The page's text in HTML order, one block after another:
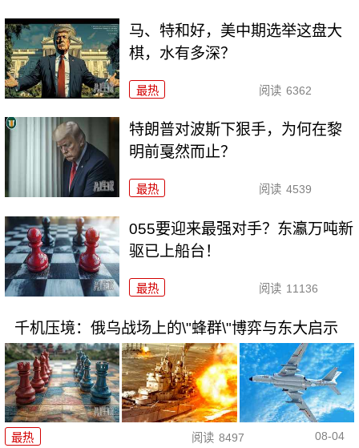
马、特和好，美中期选举这盘大
棋，水有多深？
最热 阅读 6362
特朗普对波斯下狠手，为何在黎
明前戛然而止？
最热 阅读 4539
055要迎来最强对手？东瀛万吨新
驱已上船台！
最热 阅读 11136
千机压境：俄乌战场上的\"蜂群\"博弈与东大启示
最热 阅读 8497 08-04